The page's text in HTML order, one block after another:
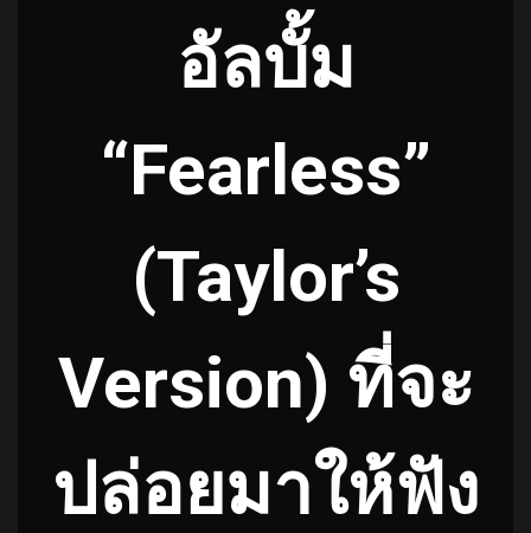
อัลบั้ม
“Fearless”
(Taylor’s
Version) ที่จะ
ปล่อยมาให้ฟัง